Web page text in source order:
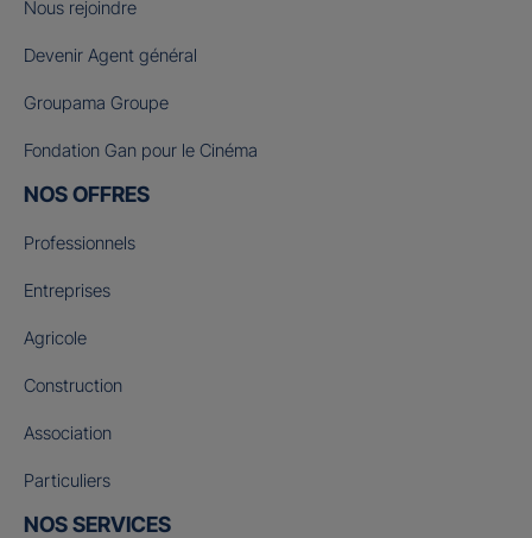
Nous rejoindre
Devenir Agent général
Groupama Groupe
Fondation Gan pour le Cinéma
NOS OFFRES
Professionnels
Entreprises
Agricole
Construction
Association
Particuliers
NOS SERVICES